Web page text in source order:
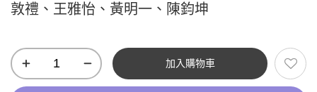
敦禮、王雅怡、黃明一、陳鈞坤
加入購物車